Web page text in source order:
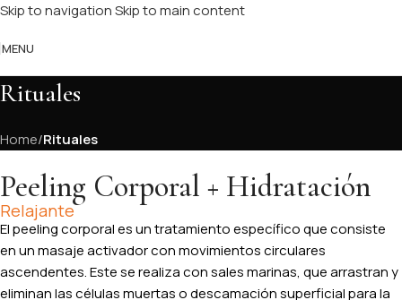
Skip to navigationSkip to main content
MENU
Rituales
Home/Rituales
Peeling Corporal + Hidratación
Relajante
El peeling corporal es un tratamiento específico que consiste
en un masaje activador con movimientos circulares
ascendentes. Este se realiza con sales marinas, que arrastran y
eliminan las células muertas o descamación superficial para la